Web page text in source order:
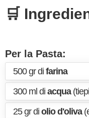
🛒
Per la Pasta:
500 gr di farina
300 ml di acqua
25 gr di olio d'oliva